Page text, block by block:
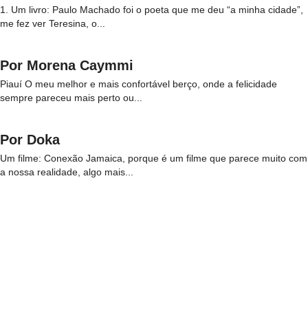
1. Um livro: Paulo Machado foi o poeta que me deu “a minha cidade”,
me fez ver Teresina, o...
Por Morena Caymmi
Piauí O meu melhor e mais confortável berço, onde a felicidade
sempre pareceu mais perto ou...
Por Doka
Um filme: Conexão Jamaica, porque é um filme que parece muito com
a nossa realidade, algo mais...